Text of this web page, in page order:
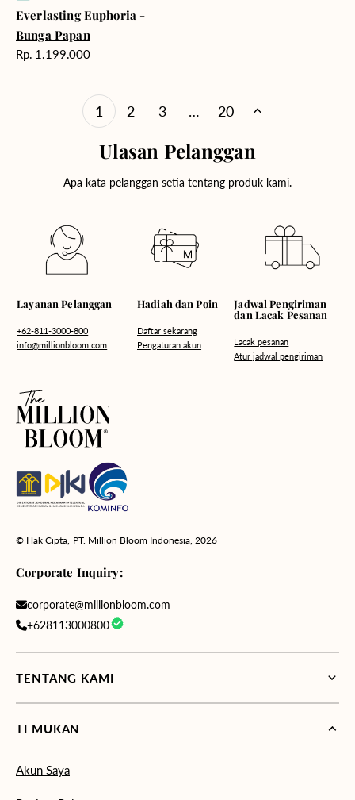
Everlasting Euphoria -
Bunga Papan
Harga
Rp. 1.199.000
1 2 3 … 20
Ulasan Pelanggan
Apa kata pelanggan setia tentang produk kami.
Layanan Pelanggan
+62-811-3000-800
info@millionbloom.com
Hadiah dan Poin
Daftar sekarang
Pengaturan akun
Jadwal Pengiriman
dan Lacak Pesanan
Lacak pesanan
Atur jadwal pengiriman
© Hak Cipta, PT. Million Bloom Indonesia , 2026
Corporate Inquiry:
corporate@millionbloom.com
+628113000800
TENTANG KAMI
TEMUKAN
Akun Saya